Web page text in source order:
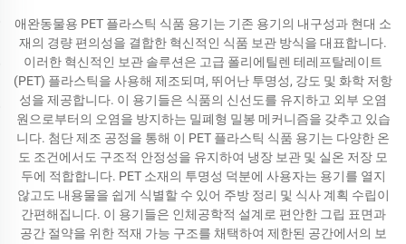
애완동물용 PET 플라스틱 식품 용기는 기존 용기의 내구성과 현대 소
재의 경량 편의성을 결합한 혁신적인 식품 보관 방식을 대표합니다.
이러한 혁신적인 보관 솔루션은 고급 폴리에틸렌 테레프탈레이트
(PET) 플라스틱을 사용해 제조되며, 뛰어난 투명성, 강도 및 화학 저항
성을 제공합니다. 이 용기들은 식품의 신선도를 유지하고 외부 오염
원으로부터의 오염을 방지하는 밀폐형 밀봉 메커니즘을 갖추고 있습
니다. 첨단 제조 공정을 통해 이 PET 플라스틱 식품 용기는 다양한 온
도 조건에서도 구조적 안정성을 유지하여 냉장 보관 및 실온 저장 모
두에 적합합니다. PET 소재의 투명성 덕분에 사용자는 용기를 열지
않고도 내용물을 쉽게 식별할 수 있어 주방 정리 및 식사 계획 수립이
간편해집니다. 이 용기들은 인체공학적 설계로 편안한 그립 표면과
공간 절약을 위한 적재 가능 구조를 채택하여 제한된 공간에서의 보